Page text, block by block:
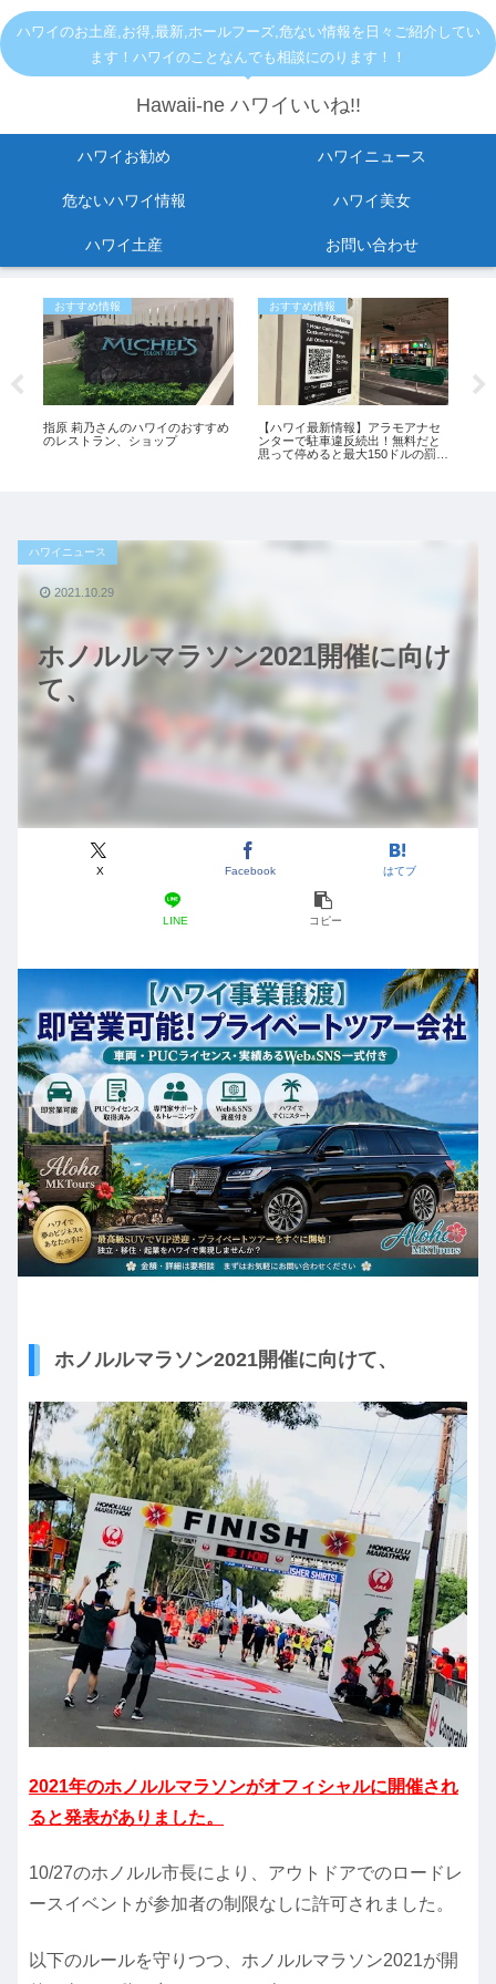
ハワイのお土産,お得,最新,ホールフーズ,危ない情報を日々ご紹介してい
ます！ハワイのことなんでも相談にのります！！
Hawaii-ne ハワイいいね!!
ハワイお勧め ハワイニュース
危ないハワイ情報 ハワイ美女
ハワイ土産 お問い合わせ
おすすめ情報
指原 莉乃さんのハワイのおすすめ
のレストラン、ショップ
おすすめ情報
【ハワイ最新情報】アラモアナセ
ンターで駐車違反続出！無料だと
思って停めると最大150ドルの罰金
ホノルルマラソン2021開催に向け
て、
ハワイニュース
X Facebook はてブ
LINE コピー
2021.10.29
ホノルルマラソン2021開催に向けて、
2021年のホノルルマラソンがオフィシャルに開催され
ると発表がありました。
10/27のホノルル市長により、アウトドアでのロードレ
ースイベントが参加者の制限なしに許可されました。
以下のルールを守りつつ、ホノルルマラソン2021が開